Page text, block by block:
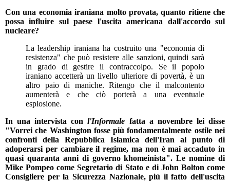
Con una economia iraniana molto provata, quanto ritiene che
possa influire sul paese l'uscita americana dall'accordo sul
nucleare?
La leadership iraniana ha costruito una "economia di
resistenza" che può resistere alle sanzioni, quindi sarà
in grado di gestire il contraccolpo. Se il popolo
iraniano accetterà un livello ulteriore di povertà, è un
altro paio di maniche. Ritengo che il malcontento
aumenterà e che ciò porterà a una eventuale
esplosione.
In una intervista con l'Informale fatta a novembre lei disse
"Vorrei che Washington fosse più fondamentalmente ostile nei
confronti della Repubblica Islamica dell'Iran al punto di
adoperarsi per cambiare il regime, ma non è mai accaduto in
quasi quaranta anni di governo khomeinista". Le nomine di
Mike Pompeo come Segretario di Stato e di John Bolton come
Consigliere per la Sicurezza Nazionale, più il fatto dell'uscita